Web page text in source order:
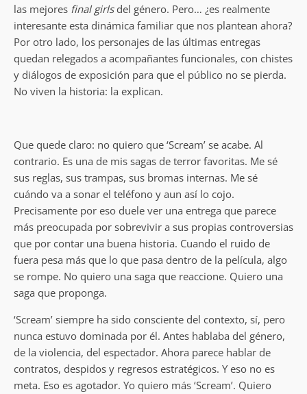
las mejores final girlsdel género. Pero… ¿es realmente
interesante esta dinámica familiar que nos plantean ahora?
Por otro lado, los personajes de las últimas entregas
quedan relegados a acompañantes funcionales, con chistes
y diálogos de exposición para que el público no se pierda.
No viven la historia: la explican.
Que quede claro: no quiero que ‘Scream’ se acabe. Al
contrario. Es una de mis sagas de terror favoritas. Me sé
sus reglas, sus trampas, sus bromas internas. Me sé
cuándo va a sonar el teléfono y aun así lo cojo.
Precisamente por eso duele ver una entrega que parece
más preocupada por sobrevivir a sus propias controversias
que por contar una buena historia. Cuando el ruido de
fuera pesa más que lo que pasa dentro de la película, algo
se rompe. No quiero una saga que reaccione. Quiero una
saga que proponga.
‘Scream’ siempre ha sido consciente del contexto, sí, pero
nunca estuvo dominada por él. Antes hablaba del género,
de la violencia, del espectador. Ahora parece hablar de
contratos, despidos y regresos estratégicos. Y eso no es
meta. Eso es agotador. Yo quiero más ‘Scream’. Quiero